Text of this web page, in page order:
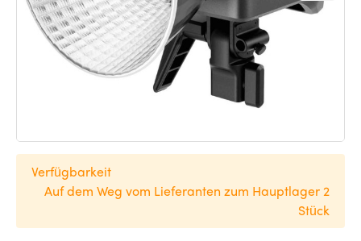
Verfügbarkeit
Auf dem Weg vom Lieferanten zum Hauptlager 2
Stück